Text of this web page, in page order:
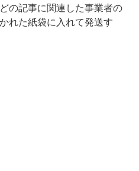
の記事に関連した事業者の
れた紙袋に入れて発送す